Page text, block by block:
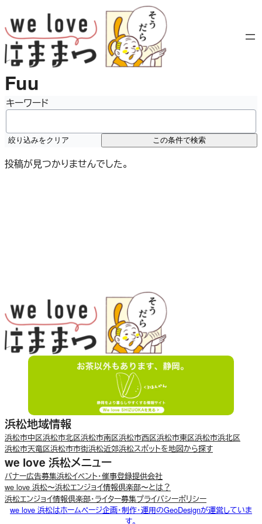
容
を
ス
キ
ッ
プ
Fuu
キーワード
絞り込みをクリア この条件で検索
投稿が見つかりませんでした。
浜松地域情報
浜松市中区浜松市北区浜松市南区浜松市西区浜松市東区浜松市浜北区
浜松市天竜区浜松市市街浜松近郊浜松スポットを地図から探す
we love 浜松メニュー
バナー広告募集浜松イベント・催事登録提供会社
we love 浜松〜浜松エンジョイ情報倶楽部〜とは？
浜松エンジョイ情報倶楽部・ライター募集プライバシーポリシー
we love 浜松はホームページ企画・制作・運用のGeoDesignが運営していま
す。